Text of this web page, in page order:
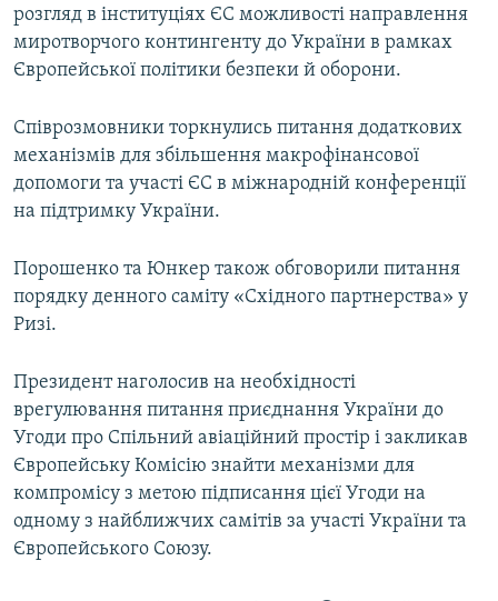
розгляд в інституціях ЄС можливості направлення
миротворчого контингенту до України в рамках
Європейської політики безпеки й оборони.
Співрозмовники торкнулись питання додаткових
механізмів для збільшення макрофінансової
допомоги та участі ЄС в міжнародній конференції
на підтримку України.
Порошенко та Юнкер також обговорили питання
порядку денного саміту «Східного партнерства» у
Ризі.
Президент наголосив на необхідності
врегулювання питання приєднання України до
Угоди про Спільний авіаційний простір і закликав
Європейську Комісію знайти механізми для
компромісу з метою підписання цієї Угоди на
одному з найближчих самітів за участі України та
Європейського Союзу.